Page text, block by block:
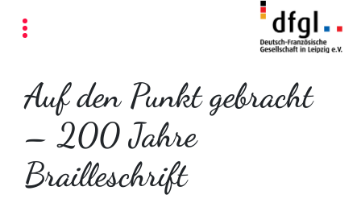
Auf den Punkt gebracht
– 200 Jahre
Brailleschrift